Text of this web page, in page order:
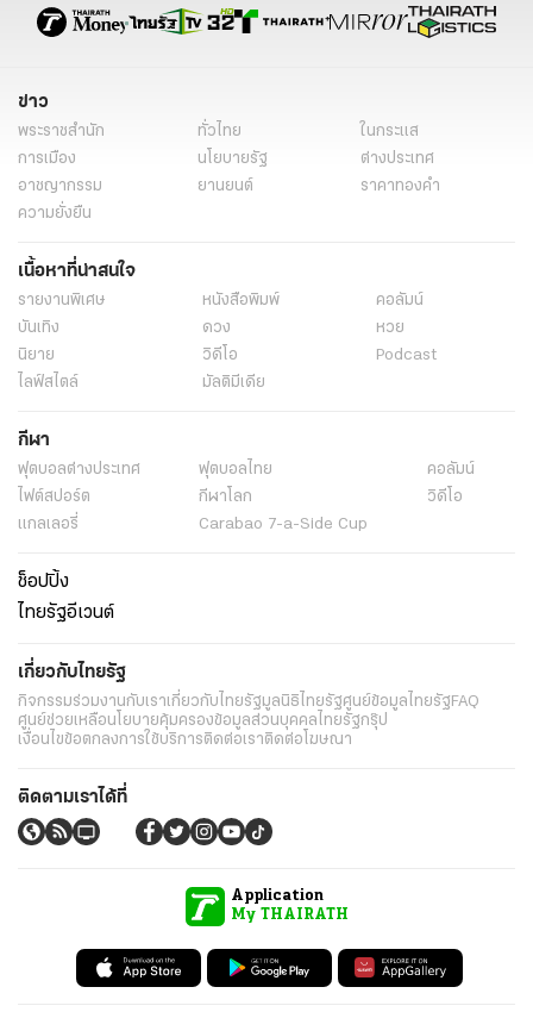
ข่าว
พระราชสำนัก ทั่วไทย
ในกระแส
การเมือง
นโยบายรัฐ
ต่างประเทศ
อาชญากรรม
ยานยนต์
ราคาทองคำ
ความยั่งยืน
เนื้อหาที่น่าสนใจ
รายงานพิเศษ หนังสือพิมพ์
คอลัมน์
บันเทิง
ดวง
หวย
นิยาย
วิดีโอ
Podcast
ไลฟ์สไตล์
มัลติมีเดีย
กีฬา
ฟุตบอลต่่างประเทศ ฟุตบอลไทย
คอลัมน์
ไฟต์สปอร์ต
กีฬาโลก
วิดีโอ
แกลเลอรี่
Carabao 7-a-Side Cup
ช็อปปิ้ง
ไทยรัฐอีเวนต์
เกี่ยวกับไทยรัฐ
กิจกรรมร่วมงานกับเราเกี่ยวกับไทยรัฐมูลนิธิไทยรัฐศูนย์ข้อมูลไทยรัฐFAQ
ศูนย์ช่วยเหลือนโยบายคุ้มครองข้อมูลส่วนบุคคลไทยรัฐกรุ๊ป
เงื่อนไขข้อตกลงการใช้บริการติดต่อเราติดต่อโฆษณา
ติดตามเราได้ที่
Application
My THAIRATH